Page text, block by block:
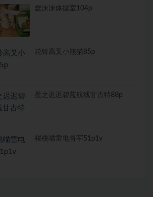
蠢沫沫体操室104p
花铃高叉小熊猫85p
星之迟迟碧蓝航线甘古特88p
桜桃喵雷电将军51p1v